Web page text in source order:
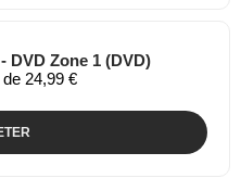
DVD Zone 1 (DVD)
24,99 €